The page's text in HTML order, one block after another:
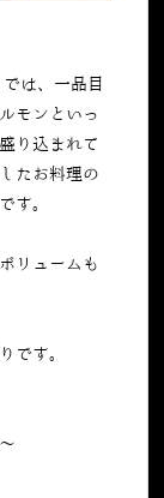
では、一品目
モンといっ
り込まれて
たお料理の
す。
リュームも
です。